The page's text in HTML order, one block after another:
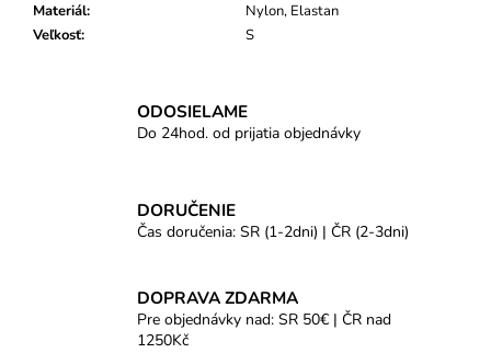
Materiál:
Nylon, Elastan
Veľkosť: S
ODOSIELAME
Do 24hod. od prijatia objednávky
DORUČENIE
Čas doručenia: SR (1-2dni) | ČR (2-3dni)
DOPRAVA ZDARMA
Pre objednávky nad: SR 50€ | ČR nad
1250Kč